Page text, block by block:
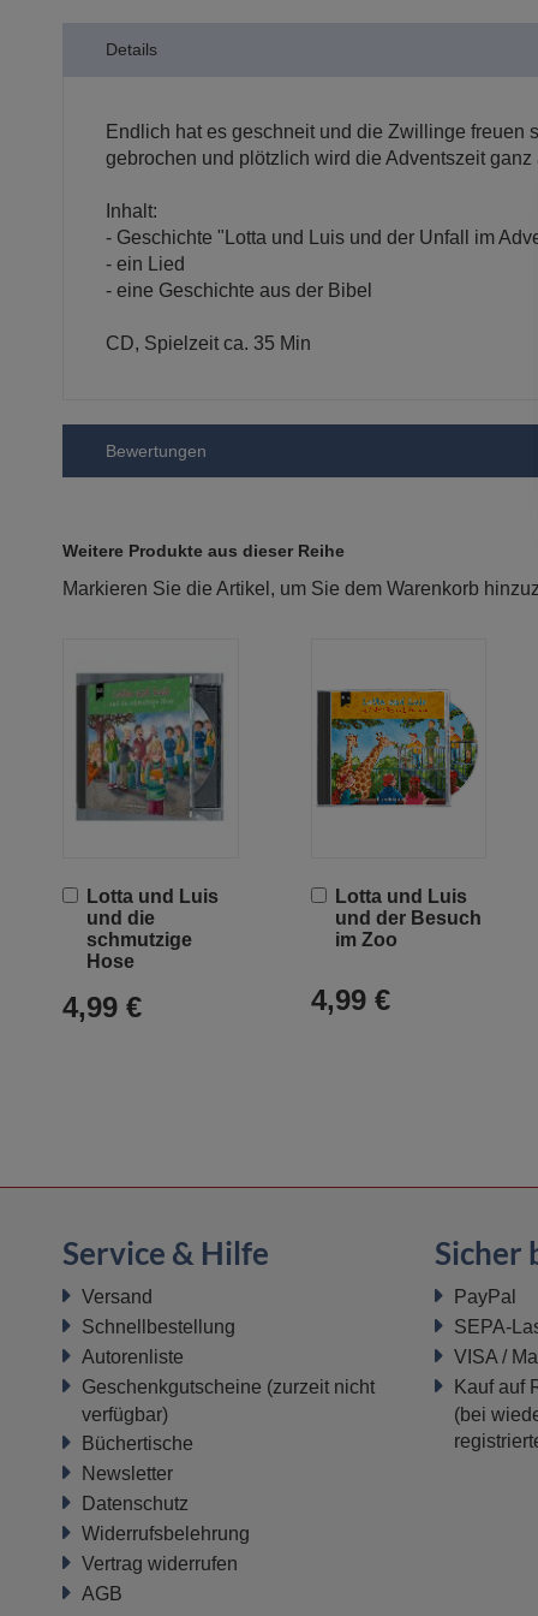
Bildergalerie
Details
Endlich hat es geschneit und die Zwillinge freuen
gebrochen und plötzlich wird die Adventszeit
Inhalt:
- Geschichte "Lotta und Luis und der Unfall im
- ein Lied
- eine Geschichte aus der Bibel
CD, Spielzeit ca. 35 Min
Bewertungen
Weitere Produkte aus dieser Reihe
Markieren Sie die Artikel, um Sie dem Warenkorb
Lotta und Luis
und die
schmutzige
Hose
4,99 €
In
den
Warenkorb
Lotta und Luis
und der Besuch
im Zoo
4,99 €
In
den
Warenkorb
Service & Hilfe
Versand
Schnellbestellung
Autorenliste
Geschenkgutscheine (zurzeit nicht
verfügbar)
Büchertische
Newsletter
Datenschutz
Widerrufsbelehrung
Vertrag widerrufen
AGB
Sicher
PayPal
SEPA-
VISA /
Kauf auf
(bei